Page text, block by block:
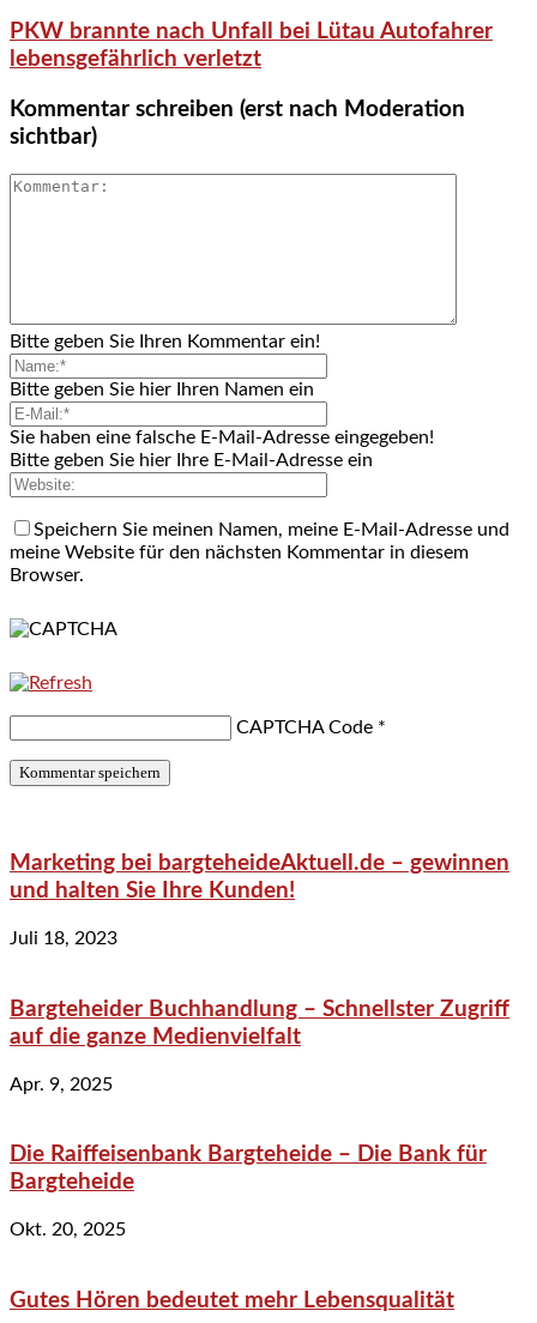
PKW brannte nach Unfall bei Lütau Autofahrer
lebensgefährlich verletzt
Kommentar schreiben (erst nach Moderation
sichtbar)
Bitte geben Sie Ihren Kommentar ein!
Bitte geben Sie hier Ihren Namen ein
Sie haben eine falsche E-Mail-Adresse eingegeben!
Bitte geben Sie hier Ihre E-Mail-Adresse ein
Speichern Sie meinen Namen, meine E-Mail-Adresse und
meine Website für den nächsten Kommentar in diesem
Browser.
CAPTCHA Code *
Marketing bei bargteheideAktuell.de – gewinnen
und halten Sie Ihre Kunden!
Juli 18, 2023
Bargteheider Buchhandlung – Schnellster Zugriff
auf die ganze Medienvielfalt
Apr. 9, 2025
Die Raiffeisenbank Bargteheide – Die Bank für
Bargteheide
Okt. 20, 2025
Gutes Hören bedeutet mehr Lebensqualität